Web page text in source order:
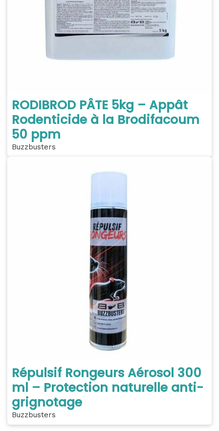
RODIBROD PÂTE 5kg – Appât
Rodenticide à la Brodifacoum
50 ppm
Buzzbusters
Répulsif Rongeurs Aérosol 300
ml – Protection naturelle anti-
grignotage
Buzzbusters